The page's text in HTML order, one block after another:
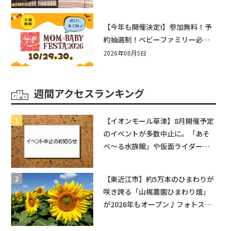
【今年も開催決定!】参加無料！予
約抽選制！ベビーファミリー必見
☆入場無料☆10/29(木)30(金)ママ
2026年08月5日
週間アクセスランキング
【イオンモール草津】8月開催予定
のイベントが多数中止に。「あそ
べ〜る水族館」や仮面ライダーシ
【東近江市】約5万本のひまわりが
咲き誇る「山梶農園ひまわり畑」
が2026年もオープン♪フォトスポ